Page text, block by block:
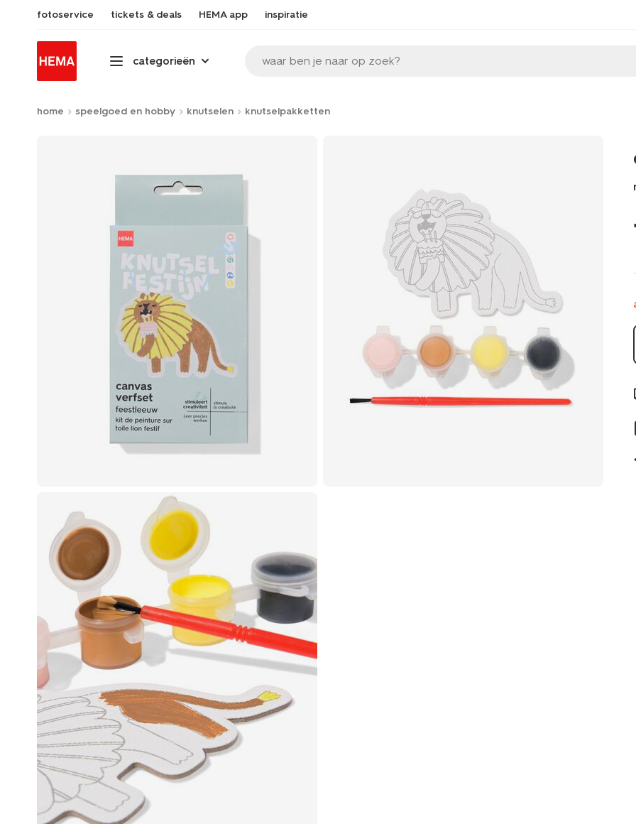
fotoservice tickets & deals HEMA app inspiratie
categorieën waar ben je naar op zoek?
home speelgoed en hobby knutselen knutselpakketten